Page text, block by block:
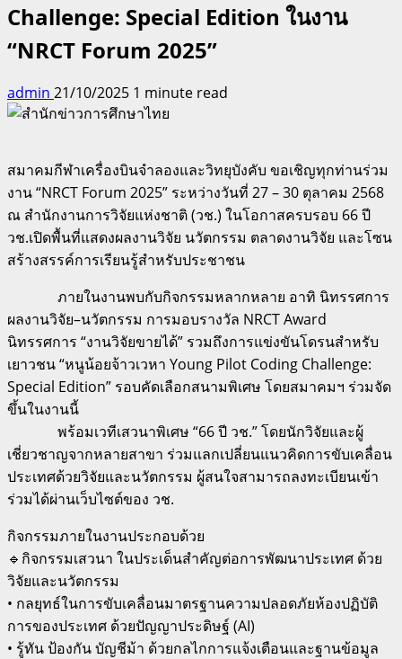
Challenge: Special Edition ในงาน
“NRCT Forum 2025”
admin 21/10/2025 1 minute read
สมาคมกีฬาเครื่องบินจำลองและวิทยุบังคับ ขอเชิญทุกท่านร่วม
งาน “NRCT Forum 2025” ระหว่างวันที่ 27 – 30 ตุลาคม 2568
ณ สำนักงานการวิจัยแห่งชาติ (วช.) ในโอกาสครบรอบ 66 ปี
วช.เปิดพื้นที่แสดงผลงานวิจัย นวัตกรรม ตลาดงานวิจัย และโซน
สร้างสรรค์การเรียนรู้สำหรับประชาชน
ภายในงานพบกับกิจกรรมหลากหลาย อาทิ นิทรรศการ
ผลงานวิจัย–นวัตกรรม การมอบรางวัล NRCT Award
นิทรรศการ “งานวิจัยขายได้” รวมถึงการแข่งขันโดรนสำหรับ
เยาวชน “หนูน้อยจ้าวเวหา Young Pilot Coding Challenge:
Special Edition” รอบคัดเลือกสนามพิเศษ โดยสมาคมฯ ร่วมจัด
ขึ้นในงานนี้
พร้อมเวทีเสวนาพิเศษ “66 ปี วช.” โดยนักวิจัยและผู้
เชี่ยวชาญจากหลายสาขา ร่วมแลกเปลี่ยนแนวคิดการขับเคลื่อน
ประเทศด้วยวิจัยและนวัตกรรม ผู้สนใจสามารถลงทะเบียนเข้า
ร่วมได้ผ่านเว็บไซต์ของ วช.
กิจกรรมภายในงานประกอบด้วย
🔹กิจกรรมเสวนา ในประเด็นสำคัญต่อการพัฒนาประเทศ ด้วย
วิจัยและนวัตกรรม
• กลยุทธ์ในการขับเคลื่อนมาตรฐานความปลอดภัยห้องปฏิบัติ
การของประเทศ ด้วยปัญญาประดิษฐ์ (AI)
• รู้ทัน ป้องกัน บัญชีม้า ด้วยกลไกการแจ้งเตือนและฐานข้อมูล